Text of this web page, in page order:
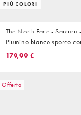
PIÙ COLORI
The North Face - Saikuru -
Piumino bianco sporco
179,99 €
Offerta